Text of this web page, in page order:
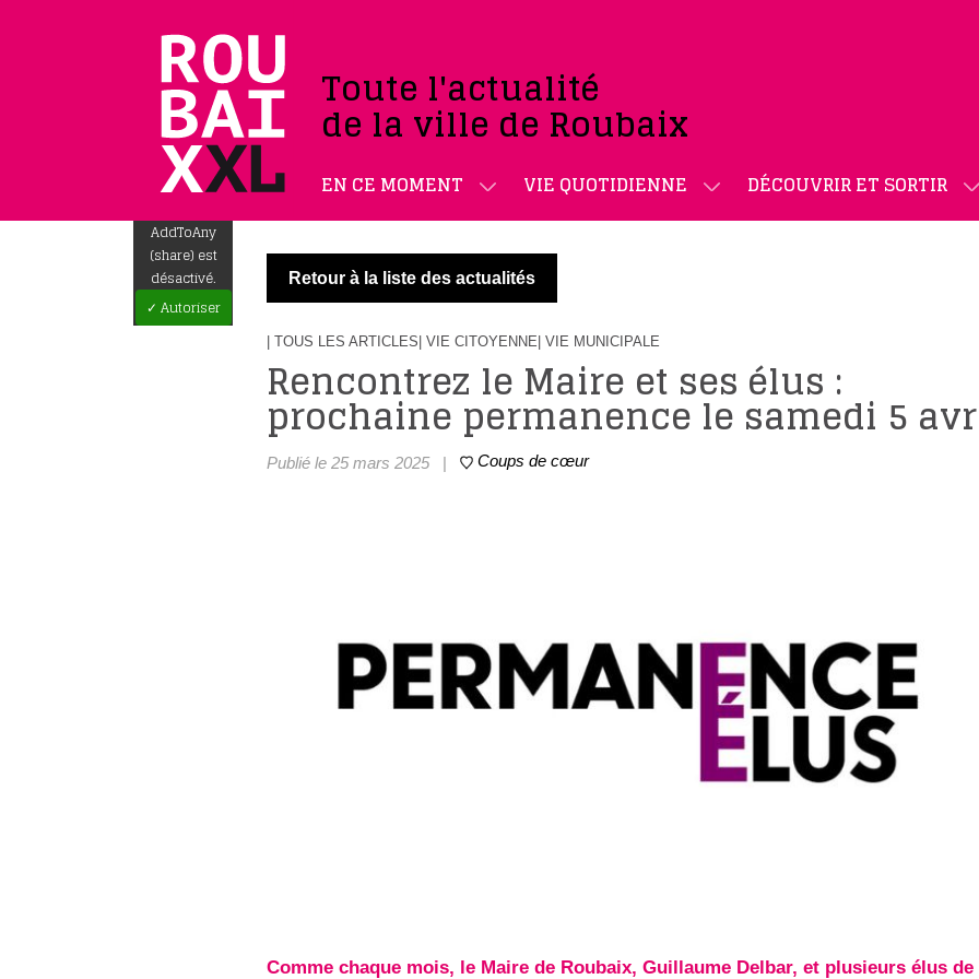
Toute l'actualité
de la ville de Roubaix
EN CE MOMENT VIE QUOTIDIENNE DÉCOUVRIR ET SORTIR
AddToAny
(share) est
désactivé.
✓ Autoriser
Retour à la liste des actualités
| TOUS LES ARTICLES | VIE CITOYENNE | VIE MUNICIPALE
Rencontrez le Maire et ses élus :
prochaine permanence le samedi 5
Publié le 25 mars 2025 | Coups de cœur
Comme chaque mois, le Maire de Roubaix, Guillaume Delbar, et plusieurs élus de